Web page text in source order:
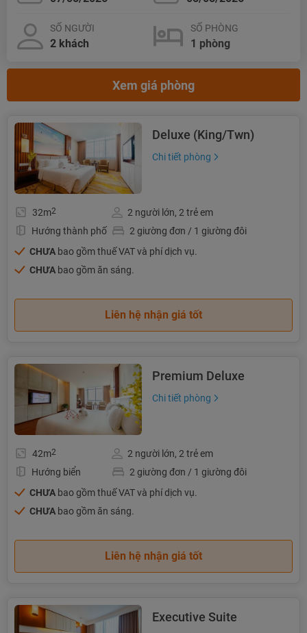
SỐ NGƯỜI SỐ PHÒNG
Xem giá phòng
Deluxe (King/Twn)
Chi tiết phòng
32m2
2 người lớn, 2 trẻ em
Hướng thành phố
2 giường đơn / 1 giường đôi
CHƯA bao gồm thuế VAT và phí dịch vụ.
CHƯA bao gồm ăn sáng.
Liên hệ nhận giá tốt
Premium Deluxe
Chi tiết phòng
42m2
2 người lớn, 2 trẻ em
Hướng biển
2 giường đơn / 1 giường đôi
CHƯA bao gồm thuế VAT và phí dịch vụ.
CHƯA bao gồm ăn sáng.
Liên hệ nhận giá tốt
Executive Suite